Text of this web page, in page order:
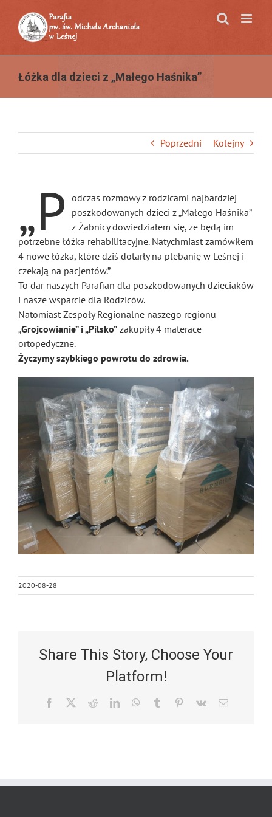
zawartości
Łóżka dla dzieci z „Małego Haśnika”
Poprzedni Kolejny
„P odczas rozmowy z rodzicami najbardziej
poszkodowanych dzieci z „Małego Haśnika”
z Żabnicy dowiedziałem się, że będą im
potrzebne łóżka rehabilitacyjne. Natychmiast zamówiłem
4 nowe łóżka, które dziś dotarły na plebanię w Leśnej i
czekają na pacjentów.”
To dar naszych Parafian dla poszkodowanych dzieciaków
i nasze wsparcie dla Rodziców.
Natomiast Zespoły Regionalne naszego regionu
„Grojcowianie” i „Pilsko” zakupiły 4 materace
ortopedyczne.
Życzymy szybkiego powrotu do zdrowia.
2020-08-28
Share This Story, Choose Your
Platform!
Facebook RedditLinkedInWhatsApp
Tumblr Pinterest
Vk Email